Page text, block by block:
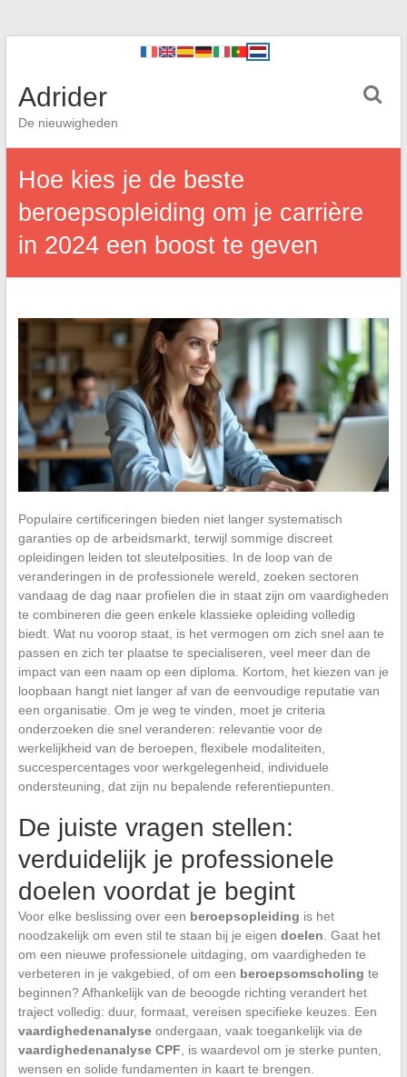
Adrider
De nieuwigheden
Hoe kies je de beste
beroepsopleiding om je carrière
in 2024 een boost te geven
Populaire certificeringen bieden niet langer systematisch
garanties op de arbeidsmarkt, terwijl sommige discreet
opleidingen leiden tot sleutelposities. In de loop van de
veranderingen in de professionele wereld, zoeken sectoren
vandaag de dag naar profielen die in staat zijn om vaardigheden
te combineren die geen enkele klassieke opleiding volledig
biedt. Wat nu voorop staat, is het vermogen om zich snel aan te
passen en zich ter plaatse te specialiseren, veel meer dan de
impact van een naam op een diploma. Kortom, het kiezen van je
loopbaan hangt niet langer af van de eenvoudige reputatie van
een organisatie. Om je weg te vinden, moet je criteria
onderzoeken die snel veranderen: relevantie voor de
werkelijkheid van de beroepen, flexibele modaliteiten,
succespercentages voor werkgelegenheid, individuele
ondersteuning, dat zijn nu bepalende referentiepunten.
De juiste vragen stellen:
verduidelijk je professionele
doelen voordat je begint
Voor elke beslissing over een beroepsopleiding is het
noodzakelijk om even stil te staan bij je eigen doelen . Gaat het
om een nieuwe professionele uitdaging, om vaardigheden te
verbeteren in je vakgebied, of om een beroepsomscholing te
beginnen? Afhankelijk van de beoogde richting verandert het
traject volledig: duur, formaat, vereisen specifieke keuzes. Een
vaardighedenanalyseondergaan, vaak toegankelijk via de
vaardighedenanalyse CPF , is waardevol om je sterke punten,
wensen en solide fundamenten in kaart te brengen.